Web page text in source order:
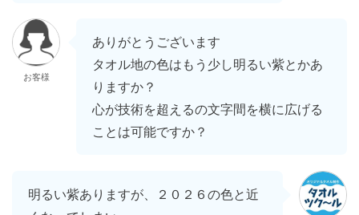
お客様
ありがとうございます
タオル地の色はもう少し明るい紫とかあ
りますか？
心が技術を超えるの文字間を横に広げる
ことは可能ですか？
明るい紫ありますが、２０２６の色と近